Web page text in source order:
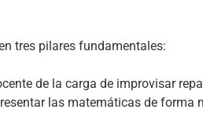
tres pilares fundamentales:
de la carga de improvisar
las matemáticas de forma